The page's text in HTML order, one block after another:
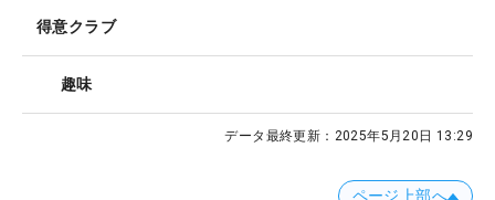
得意クラブ
趣味
データ最終更新： 2025年5月20日 13:29
ページ上部へ